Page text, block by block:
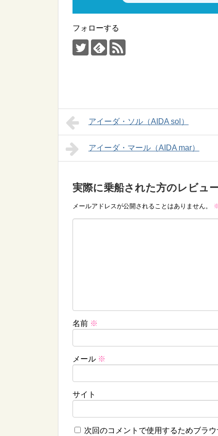
フォローする
アイーダ・ソル（AIDA sol）
アイーダ・マール（AIDA mar）
実際に乗船された方のレビュ
メールアドレスが公開されることはありません。
名前 ※
メール ※
サイト
次回のコメントで使用するためブラ